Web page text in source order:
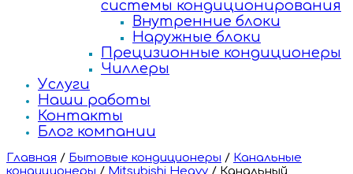
системы кондиционирования
Внутренние блоки
Наружные блоки
Прецизионные кондиционеры
Чиллеры
Услуги
Наши работы
Контакты
Блог компании
Главная / Бытовые кондиционеры / Канальные
кондиционеры / Mitsubishi Heavy / Канальный